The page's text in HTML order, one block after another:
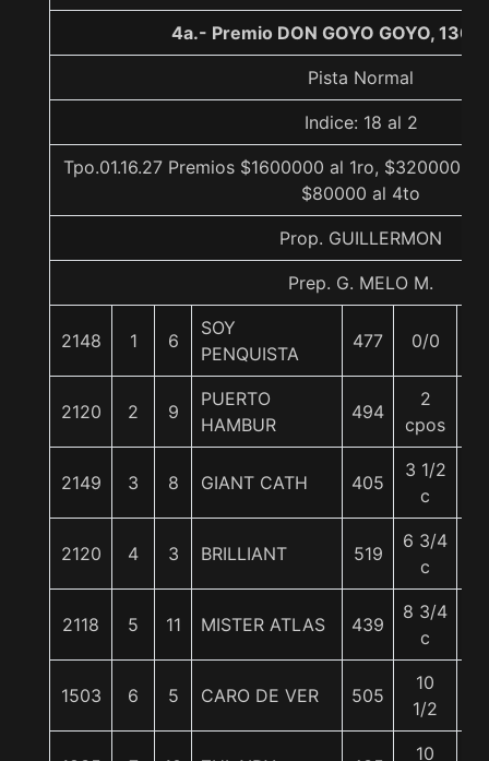
4a.- Premio DON GOYO GOYO,
Pista Normal
Indice: 18 al 2
Tpo.01.16.27 Premios $1600000 al 1ro, $320000
$80000 al 4to
Prop. GUILLERMON
Prep. G. MELO M.
2148 1 6
SOY
PENQUISTA
477 0/0
2120 2 9
PUERTO
HAMBUR
494
2
cpos
2149 3 8 GIANT CATH 405
3 1/2
c
2120 4 3 BRILLIANT 519
6 3/4
c
2118 5 11 MISTER ATLAS 439
8 3/4
c
1503 6 5 CARO DE VER 505
10
1/2
10